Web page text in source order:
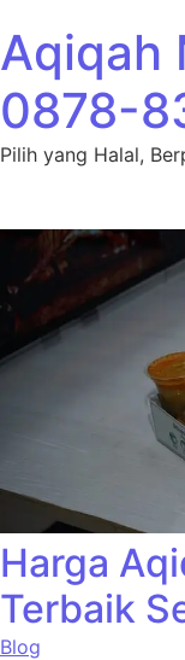
Aqiqah
0878-
Pilih yang Halal,
Harga
Terbaik
Blog